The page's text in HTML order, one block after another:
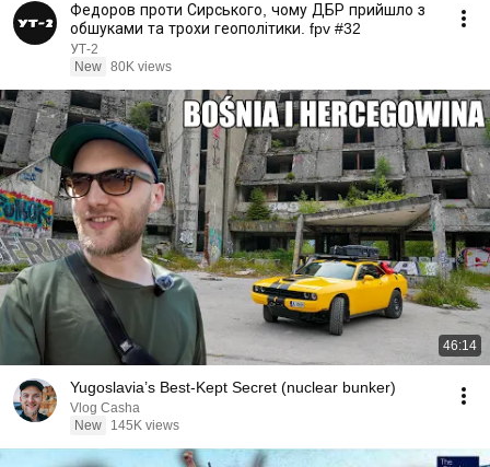
Федоров проти Сирського, чому ДБР прийшло з
обшуками та трохи геополітики. fpv #32
УТ-2
New 80K views
46:14
Yugoslavia’s Best-Kept Secret (nuclear bunker)
Vlog Casha
New
145K views